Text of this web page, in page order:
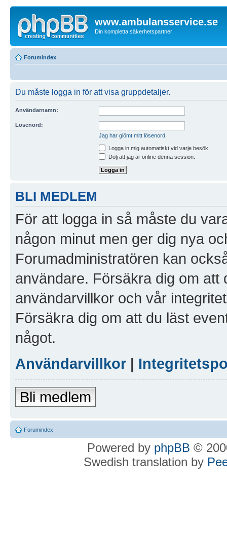
www.ambulansservice.se
Din kompletta säkerhetspartner
Forumindex
Du måste logga in för att visa gruppdetaljer.
Användarnamn:
Lösenord:
Jag har glömt mitt lösenord.
Logga in mig automatiskt vid varje besök.
Dölj att jag är online denna session.
BLI MEDLEM
För att logga in så måste du
någon minut men ger dig nya
Forumadministratören kan
användare. Försäkra dig om
användarvillkor och vår
Försäkra dig om att du läst
något.
Användarvillkor |
Bli medlem
Forumindex
Powered by phpBB ©
Swedish translation by